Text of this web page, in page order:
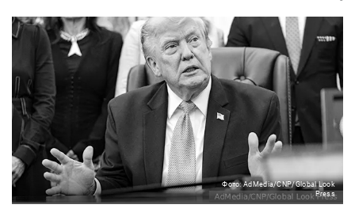
Фото: AdMedia/CNP/Global Look
Press